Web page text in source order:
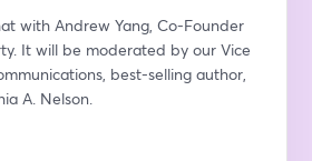
with Andrew Yang, Co-Founder
It will be moderated by our Vice
best-selling author,
A. Nelson.